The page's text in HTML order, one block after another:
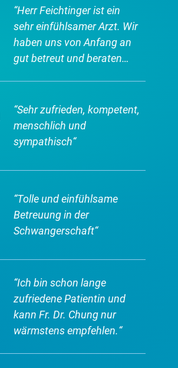
“Herr Feichtinger ist ein
sehr einfühlsamer Arzt. Wir
haben uns von Anfang an
gut betreut und beraten
“Sehr zufrieden, kompetent,
menschlich und
sympathisch“
“Tolle und einfühlsame
Betreuung in der
Schwangerschaft“
“Ich bin schon lange
zufriedene Patientin und
kann Fr. Dr. Chung nur
wärmstens empfehlen.“